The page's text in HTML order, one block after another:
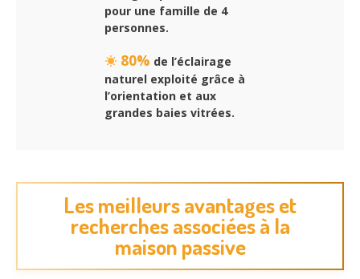
pour une famille de 4
personnes.
80% de l’éclairage
naturel exploité grâce à
l’orientation et aux
grandes baies vitrées.
Les meilleurs avantages et
recherches associées à la
maison passive